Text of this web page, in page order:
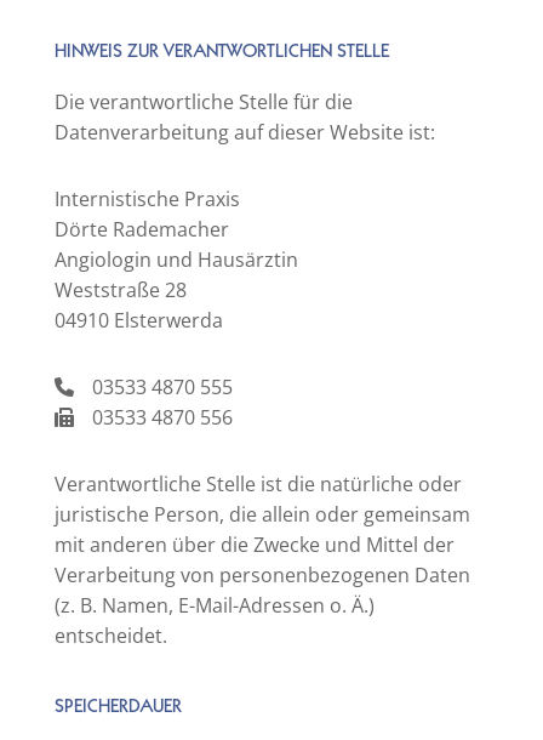
HINWEIS ZUR VERANTWORTLICHEN STELLE
Die verantwortliche Stelle für die
Datenverarbeitung auf dieser Website ist:
Internistische Praxis
Dörte Rademacher
Angiologin und Hausärztin
Weststraße 28
04910 Elsterwerda
03533 4870 555
03533 4870 556
Verantwortliche Stelle ist die natürliche oder
juristische Person, die allein oder gemeinsam
mit anderen über die Zwecke und Mittel der
Verarbeitung von personenbezogenen Daten
(z. B. Namen, E-Mail-Adressen o. Ä.)
entscheidet.
SPEICHERDAUER